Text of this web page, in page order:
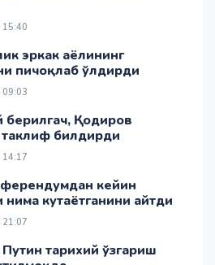
эркак аёлининг
пичоқлаб ўлдирди
Қодиров
билдирди
кейин
нима кутаётганини айтди
тарихий ўзгариш